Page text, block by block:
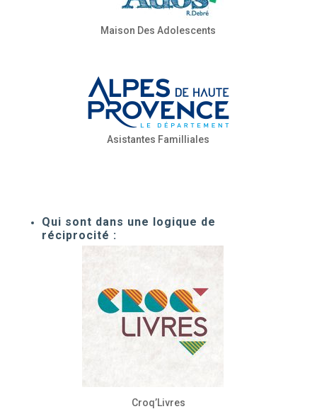
Maison Des Adolescents
Asistantes Familliales
Qui sont dans une logique de
réciprocité :
Croq’Livres